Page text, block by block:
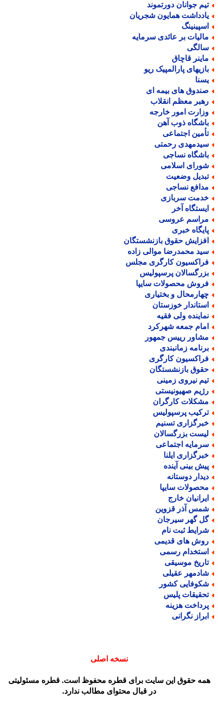
جوانان دورتموند
همایون شجریان
بر عائدی سرمایه
قاچاق
پارالمپیک ریو
های بیمه ای
معظم انقلاب
امور خارجه
ذوب آهن
اجتماعی
رحمتی
نساجی
اسلامی
وضعیت
نساجی
سربازی
آخر
عروسی
خبری
حقوق بازنشستگان
محمدرضا موالی زاده
کارگری مجلس
پرسپولیس
محصولات سایپا
و بختیاری
خوزستان
ولی فقیه
جمعه شهرکرد
رییس جمهور
زمانبندی
کارگری
بازنشستگان
نیروی زمینی
صهیونیستی
کارگران
پرسپولیس
تسنیم
بزرگسالان
اجتماعی
ایلنا
بینی آینده
دوستانه
سایپا
خارج
آذر قزوین
گهر سیرجان
ثبت نام
های قدیمی
رسمی
موسیقی
عقیلی
کشور
پلیس
هزینه
نگرانی
نسخه اصلی
حقوق این سایت برای قطره محفوظ است. قطره مسئولیتی
در قبال محتوای مطالب ندارد.